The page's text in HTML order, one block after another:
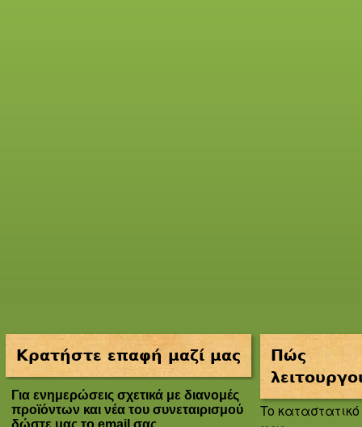
Κρατήστε επαφή μαζί μας
Για ενημερώσεις σχετικά με διανομές
προϊόντων και νέα του συνεταιρισμού
δώστε μας το email σας.
Πώς
To καταστατικό